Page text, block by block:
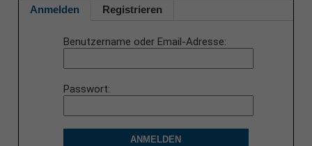
Anmelden Registrieren
Benutzername oder Email-Adresse
Passwort
ANMELDEN